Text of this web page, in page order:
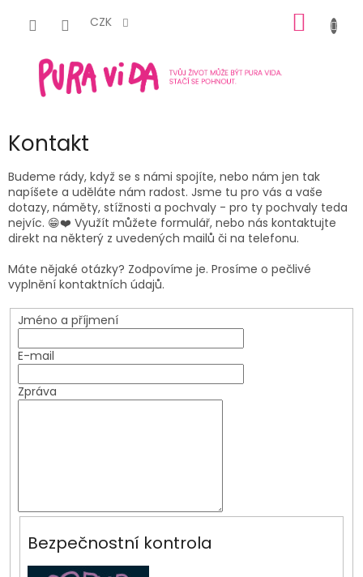
CZK
KOŠÍK
Kontakt
Budeme rády, když se s námi spojíte, nebo nám jen tak
napíšete a uděláte nám radost. Jsme tu pro vás a vaše
dotazy, náměty, stížnosti a pochvaly - pro ty pochvaly teda
nejvíc. 😁❤️ Využít můžete formulář, nebo nás kontaktujte
direkt na některý z uvedených mailů či na telefonu.
Máte nějaké otázky? Zodpovíme je. Prosíme o pečlivé
vyplnění kontaktních údajů.
Jméno a příjmení
E-mail
Zpráva
Bezpečnostní kontrola